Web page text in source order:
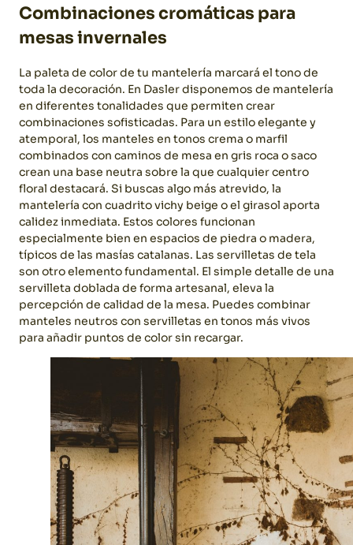
Combinaciones cromáticas para
mesas invernales
La paleta de color de tu mantelería marcará el tono de
toda la decoración. En Dasler disponemos de mantelería
en diferentes tonalidades que permiten crear
combinaciones sofisticadas. Para un estilo elegante y
atemporal, los manteles en tonos crema o marfil
combinados con caminos de mesa en gris roca o saco
crean una base neutra sobre la que cualquier centro
floral destacará. Si buscas algo más atrevido, la
mantelería con cuadrito vichy beige o el girasol aporta
calidez inmediata. Estos colores funcionan
especialmente bien en espacios de piedra o madera,
típicos de las masías catalanas. Las servilletas de tela
son otro elemento fundamental. El simple detalle de una
servilleta doblada de forma artesanal, eleva la
percepción de calidad de la mesa. Puedes combinar
manteles neutros con servilletas en tonos más vivos
para añadir puntos de color sin recargar.